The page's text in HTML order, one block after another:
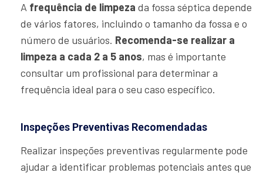
A frequência de limpeza da fossa séptica depende
de vários fatores, incluindo o tamanho da fossa e o
número de usuários. Recomenda-se realizar a
limpeza a cada 2 a 5 anos, mas é importante
consultar um profissional para determinar a
frequência ideal para o seu caso específico.
Inspeções Preventivas Recomendadas
Realizar inspeções preventivas regularmente pode
ajudar a identificar problemas potenciais antes que